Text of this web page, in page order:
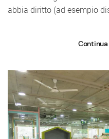
abbia diritto (ad esempio